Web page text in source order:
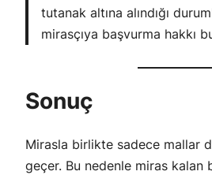
tutanak altına alındığı
mirasçıya başvurma hakkı
Sonuç
Mirasla birlikte sadece mallar
geçer. Bu nedenle miras kalan